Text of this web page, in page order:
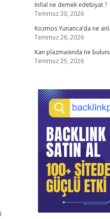
Infial ne demek edebiyat ?
Temmuz 30, 2026
Kozmos Yunanca’da ne
Temmuz 26, 2026
Kan plazmasında ne
Temmuz 25, 2026